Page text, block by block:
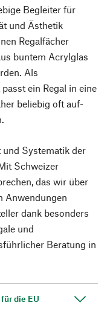
Begleiter für
und Ästhetik
Regalfächer
buntem Acrylglas
Als
ein Regal in eine
beliebig oft auf-
Systematik der
Schweizer
das wir über
Anwendungen
dank besonders
und
Beratung in
die EU